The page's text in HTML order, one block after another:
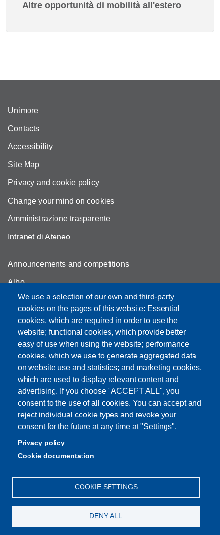
Altre opportunità di mobilità all'estero
We use a selection of our own and third-party
cookies on the pages of this website: Essential
cookies, which are required in order to use the
website; functional cookies, which provide better
easy of use when using the website; performance
cookies, which we use to generate aggregated data
on website use and statistics; and marketing cookies,
which are used to display relevant content and
advertising. If you choose "ACCEPT ALL", you
consent to the use of all cookies. You can accept and
reject individual cookie types and revoke your
consent for the future at any time at "Settings".
Privacy policy
Cookie documentation
COOKIE SETTINGS
DENY ALL
Unimore
Contacts
Accessibility
Site Map
Privacy and cookie policy
Change your mind on cookies
Amministrazione trasparente
Intranet di Ateneo
Announcements and competitions
Albo
Online teaching mode
Student secretariat
Quality Assurance
Partita IVA: 00427620364
Dipartimento di Educazione e Scienze Umane
Sede: Viale Timavo 93 - 42121 Reggio nell'Emilia
Area Didattica: didattica.desu@unimore.it
Segreteria: segreteria.educazione@unimore.it
Telefono: 0522/523611 (portineria)